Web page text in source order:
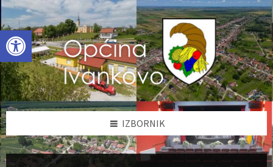
Open toolbar
Skip
to
content
Skip
to
left
sidebar
Skip
to
footer
IZBORNIK